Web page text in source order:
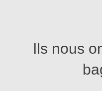
Ils nous